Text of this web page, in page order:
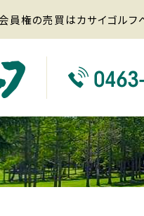
員権の売買はカサイゴルフ